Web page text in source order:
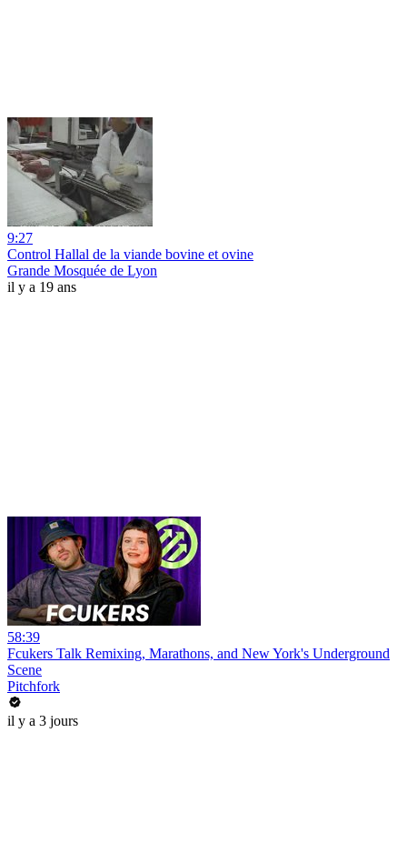
9:27
Control Hallal de la viande bovine et ovine
Grande Mosquée de Lyon
il y a 19 ans
58:39
Fcukers Talk Remixing, Marathons, and New York's Underground
Scene
Pitchfork
il y a 3 jours